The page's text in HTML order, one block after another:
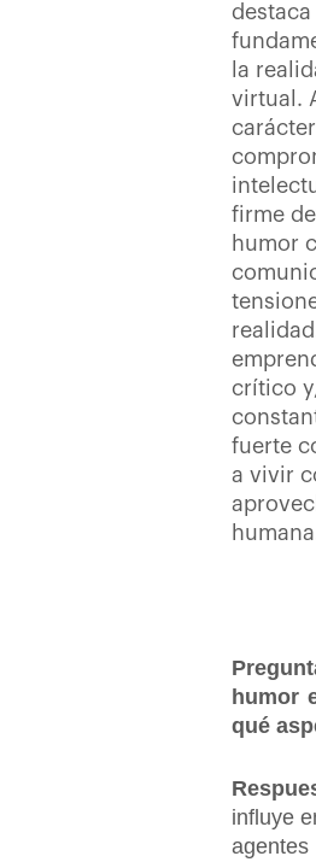
la
virtual.
firme
humor
crítico
fuerte
a vivir
humor
qué
influye